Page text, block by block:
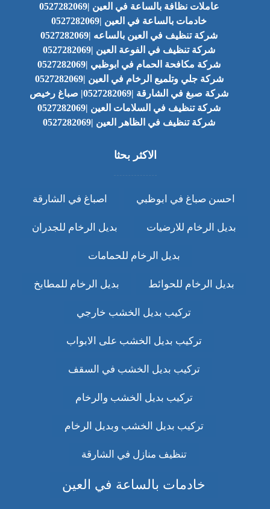
عاملات نظافة بالساعة في العين |0527282069
خادمات بالساعة في العين |0527282069
شركة تنظيف في العين بالساعه |0527282069
شركة تنظيف في الفوعة العين |0527282069
شركة مكافحة الحمام في ابوظبي |0527282069
شركة جلي وتلميع الرخام في العين |0527282069
شركة صبغ في الشارقة |0527282069| صباغ رخيص
شركة تنظيف في السلامات العين |0527282069
شركة تنظيف في الظاهر العين |0527282069
الاكثر بحثا
احسن صباغ في ابوظبي اصباغ في الشارقة
بديل الرخام للارضيات بديل الرخام للجدران
بديل الرخام للحمامات
بديل الرخام للحوائط بديل الرخام للمطابخ
تركيب بديل الخشب خارجي
تركيب بديل الخشب على الابواب
تركيب بديل الخشب في السقف
تركيب بديل الخشب والرخام
تركيب بديل الخشب وبديل الرخام
تنظيف منازل في الشارقة
خادمات بالساعة في العين